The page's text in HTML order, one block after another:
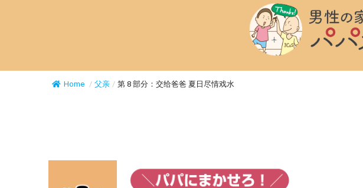
Home / 父亲 / 第 8 部分：交给爸爸 夏日尽情戏水